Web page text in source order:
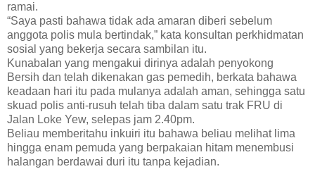
ramai.
“Saya pasti bahawa tidak ada amaran diberi sebelum
anggota polis mula bertindak,” kata konsultan perkhidmatan
sosial yang bekerja secara sambilan itu.
Kunabalan yang mengakui dirinya adalah penyokong
Bersih dan telah dikenakan gas pemedih, berkata bahawa
keadaan hari itu pada mulanya adalah aman, sehingga satu
skuad polis anti-rusuh telah tiba dalam satu trak FRU di
Jalan Loke Yew, selepas jam 2.40pm.
Beliau memberitahu inkuiri itu bahawa beliau melihat lima
hingga enam pemuda yang berpakaian hitam menembusi
halangan berdawai duri itu tanpa kejadian.